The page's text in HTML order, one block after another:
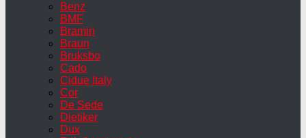
Benz
BMF
Bramin
Braun
Bruksbo
Cado
Cidue Italy
Cor
De Sede
Dietiker
Dux